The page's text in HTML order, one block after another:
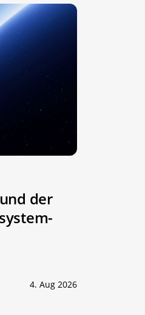
der
4. Aug 2026